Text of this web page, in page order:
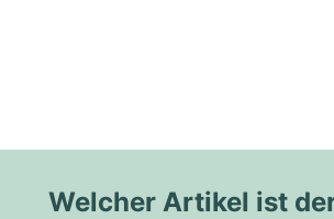
Welcher Artikel ist